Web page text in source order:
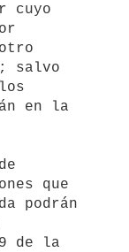
cuyo
salvo
en la
que
podrán
de la